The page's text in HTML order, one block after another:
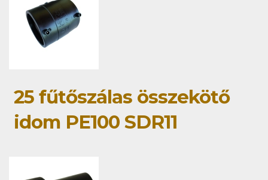
25 fűtőszálas összekötő
idom PE100 SDR11